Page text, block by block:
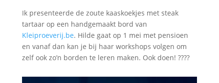
Ik presenteerde de zoute kaaskoekjes met steak
tartaar op een handgemaakt bord van
Kleiproeverij.be. Hilde gaat op 1 mei met pensioen
en vanaf dan kan je bij haar workshops volgen om
zelf ook zo’n borden te leren maken. Ook doen! ????